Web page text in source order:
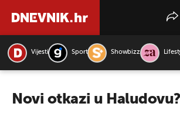
Vijesti Sport Showbizz
Novi otkazi u Haludovu?
PRETRAŽITE VIJESTI